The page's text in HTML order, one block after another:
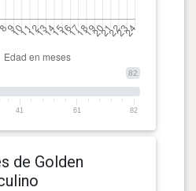
82
41 61 82
de Golden